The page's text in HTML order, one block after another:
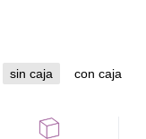
sin caja con caja